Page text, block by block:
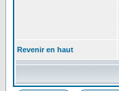
Revenir en haut